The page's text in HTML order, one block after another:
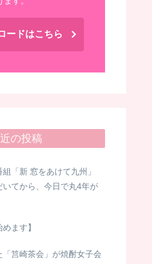
ードはこちら
の投稿
「新 窓をあけて九州」
いてから、今日で丸4年が
ます】
「筥崎茶会」が焼酎女子会